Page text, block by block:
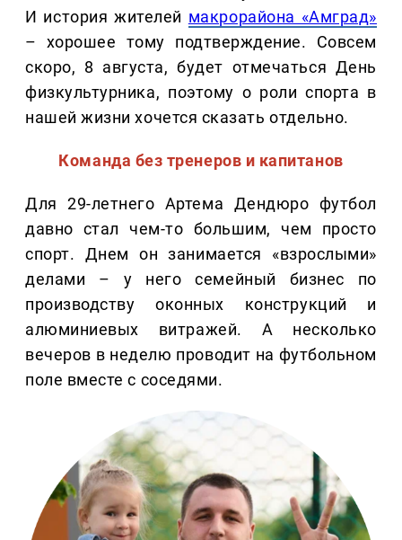
И история жителей макрорайона «Амград»
– хорошее тому подтверждение. Совсем
скоро, 8 августа, будет отмечаться День
физкультурника, поэтому о роли спорта в
нашей жизни хочется сказать отдельно.
Команда без тренеров и капитанов
Для 29-летнего Артема Дендюро футбол
давно стал чем-то большим, чем просто
спорт. Днем он занимается «взрослыми»
делами – у него семейный бизнес по
производству оконных конструкций и
алюминиевых витражей. А несколько
вечеров в неделю проводит на футбольном
поле вместе с соседями.